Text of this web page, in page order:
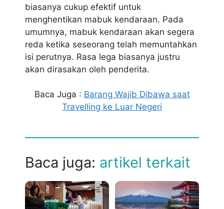
biasanya cukup efektif untuk
menghentikan mabuk kendaraan. Pada
umumnya, mabuk kendaraan akan segera
reda ketika seseorang telah memuntahkan
isi perutnya. Rasa lega biasanya justru
akan dirasakan oleh penderita.
Baca Juga : Barang Wajib Dibawa saat
Travelling ke Luar Negeri
Baca juga: artikel terkait